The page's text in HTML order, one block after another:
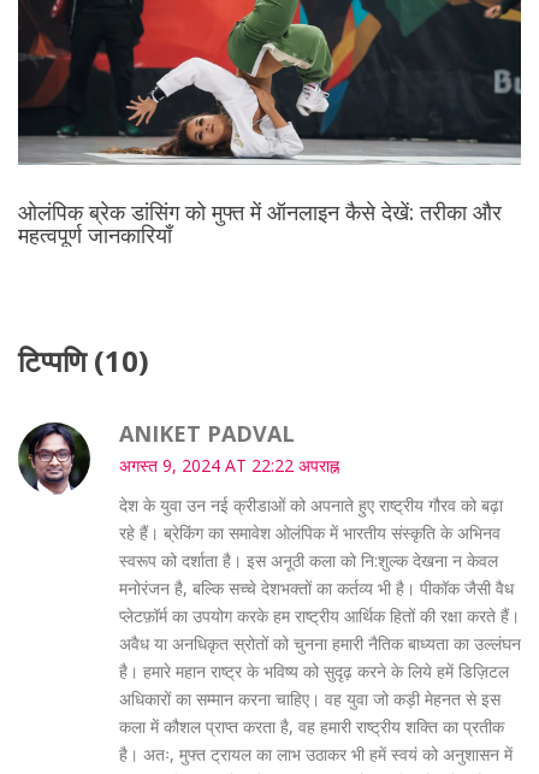
ओलंपिक ब्रेक डांसिंग को मुफ्त में ऑनलाइन कैसे देखें: तरीका और
महत्वपूर्ण जानकारियाँ
टिप्पणि (10)
ANIKET PADVAL
अगस्त 9, 2024 AT 22:22 अपराह्न
देश के युवा उन नई क्रीडाओं को अपनाते हुए राष्ट्रीय गौरव को बढ़ा
रहे हैं। ब्रेकिंग का समावेश ओलंपिक में भारतीय संस्कृति के अभिनव
स्वरूप को दर्शाता है। इस अनूठी कला को नि:शुल्क देखना न केवल
मनोरंजन है, बल्कि सच्चे देशभक्तों का कर्तव्य भी है। पीकॉक जैसी वैध
प्लेटफ़ॉर्म का उपयोग करके हम राष्ट्रीय आर्थिक हितों की रक्षा करते हैं।
अवैध या अनधिकृत स्रोतों को चुनना हमारी नैतिक बाध्यता का उल्लंघन
है। हमारे महान राष्ट्र के भविष्य को सुदृढ़ करने के लिये हमें डिज़िटल
अधिकारों का सम्मान करना चाहिए। वह युवा जो कड़ी मेहनत से इस
कला में कौशल प्राप्त करता है, वह हमारी राष्ट्रीय शक्ति का प्रतीक
है। अतः, मुफ्त ट्रायल का लाभ उठाकर भी हमें स्वयं को अनुशासन में